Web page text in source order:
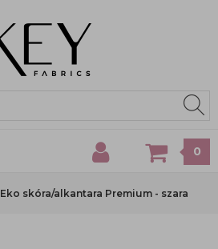
0
Eko skóra/alkantara Premium - szara